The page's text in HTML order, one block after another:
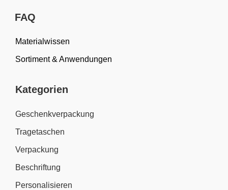
FAQ
Materialwissen
Sortiment & Anwendungen
Kategorien
Geschenkverpackung
Tragetaschen
Verpackung
Beschriftung
Personalisieren